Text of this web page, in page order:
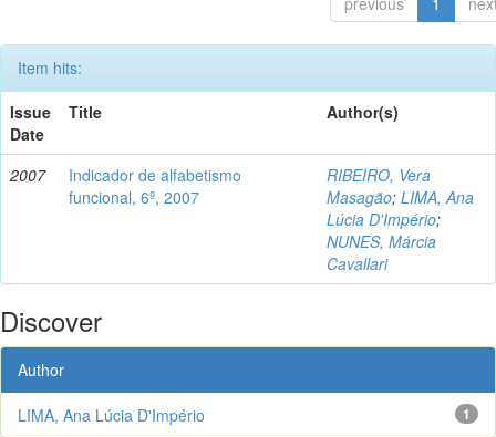
Item hits:
Issue
Date
Title Author(s)
2007
Indicador de alfabetismo
funcional, 6º, 2007
RIBEIRO, Vera
Masagão; LIMA, Ana
Lúcia D'Império;
NUNES, Márcia
Cavallari
Discover
Author
1
LIMA, Ana Lúcia D'Império